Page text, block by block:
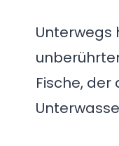
Unterwegs
Fische,